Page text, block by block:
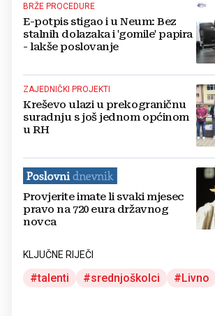
BRŽE PROCEDURE
E-potpis stigao i u Neum: Bez
stalnih dolazaka i 'gomile' papira
- lakše poslovanje
ZAJEDNIČKI PROJEKTI
Kreševo ulazi u prekograničnu
suradnju s još jednom općinom
u RH
Provjerite imate li svaki mjesec
pravo na 720 eura državnog
novca
KLJUČNE RIJEČI
talenti srednjoškolci Livno